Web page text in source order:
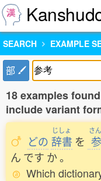
SEARCH EXAMPLE
部
18 examples
include variant
どの
じしょ
辞書 を
さ
ん です か。
Which